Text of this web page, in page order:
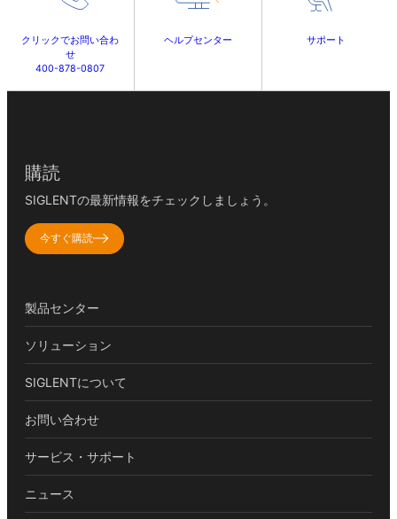
クリックでお問い合わ
せ
400-878-0807
ヘルプセンター サポート
購読
SIGLENTの最新情報をチェックしましょう。
今すぐ購読
製品センター
ソリューション
SIGLENTについて
お問い合わせ
サービス・サポート
ニュース